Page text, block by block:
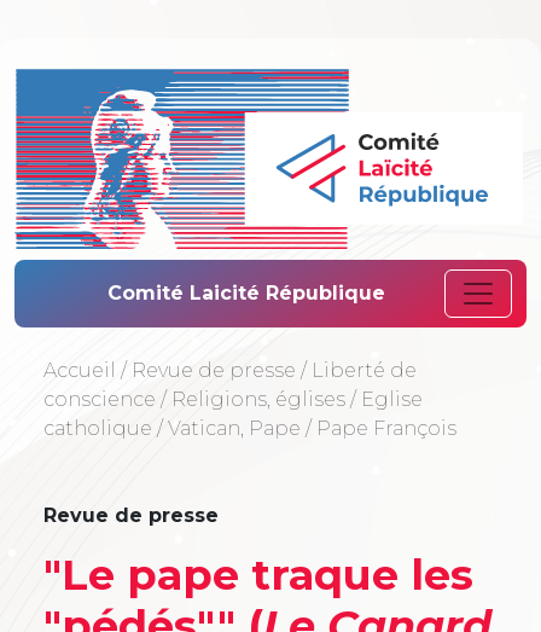
Comité Laïcité
Comité Laicité République
Accueil / Revue de presse / Liberté de
conscience / Religions, églises / Eglise
catholique / Vatican, Pape / Pape François
Revue de presse
"Le pape traque les